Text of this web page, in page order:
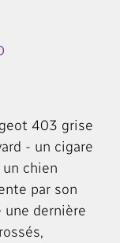
403 grise
- un cigare
chien
par son
dernière